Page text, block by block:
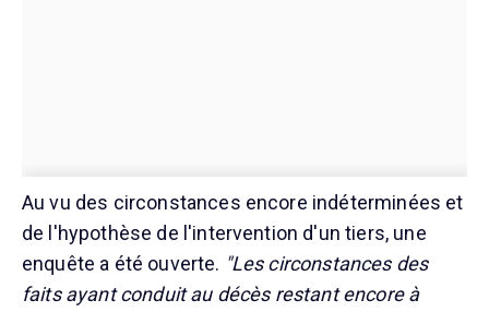
Au vu des circonstances encore indéterminées et
de l'hypothèse de l'intervention d'un tiers, une
enquête a été ouverte. "Les circonstances des
faits ayant conduit au décès restant encore à